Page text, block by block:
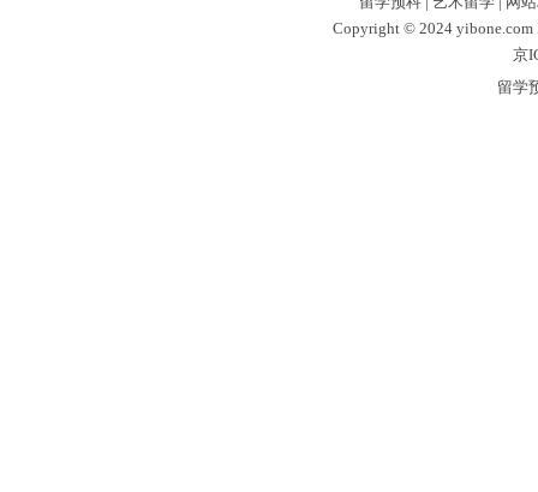
Copyright © 2024 yibone.com
京
留学